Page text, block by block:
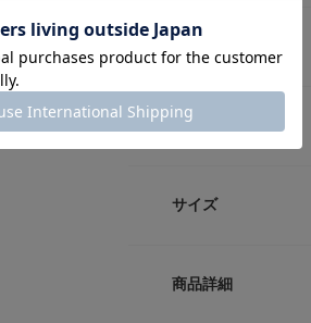
商品説明
【masterkey / マス
洋服の価値が見出せ
切って、縫って、
時が経ても色褪せ
スタッフレビュー
サイズ
商品詳細